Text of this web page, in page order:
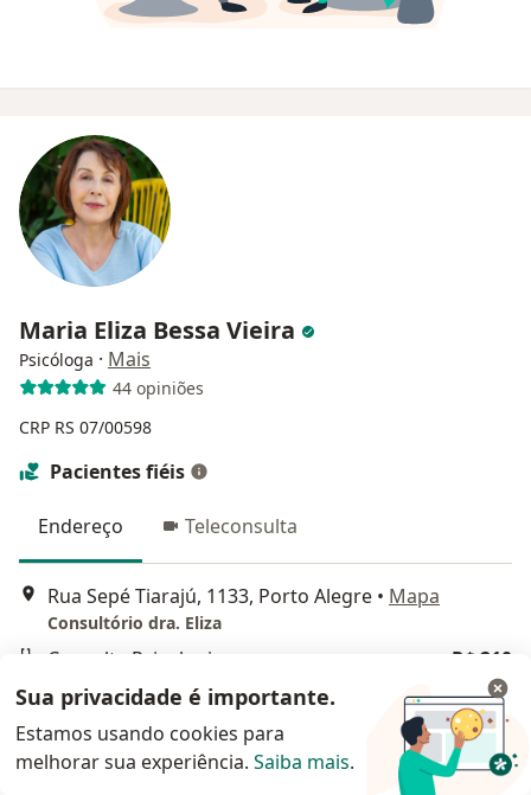
Maria Eliza Bessa Vieira
Psicóloga · Mais
44 opiniões
CRP RS 07/00598
Pacientes fiéis
Endereço Teleconsulta
Rua Sepé Tiarajú, 1133, Porto Alegre • Mapa
Consultório dra. Eliza
Consulta Psicologia
R$ 210
Esse especialista não oferece agendamento online para esse endereço.
Solicite um atendimento
Sua privacidade é importante.
Estamos usando cookies para
melhorar sua experiência. Saiba mais.